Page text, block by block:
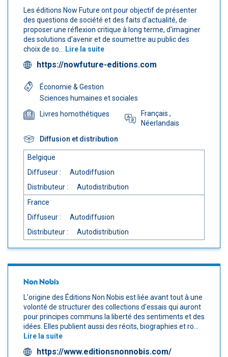
Les éditions Now Future ont pour objectif de présenter
des questions de société et des faits d'actualité, de
proposer une réflexion critique à long terme, d'imaginer
des solutions d'avenir et de soumettre au public des
choix de so...
Lire la suite
https://nowfuture-editions.com
Économie & Gestion
Sciences humaines et sociales
Livres homothétiques
Français ,
Néerlandais
Diffusion et distribution
Belgique
Diffuseur :
Autodiffusion
Distributeur :
Autodistribution
France
Diffuseur :
Autodiffusion
Distributeur :
Autodistribution
Non Nobis
L'origine des Éditions Non Nobis est liée avant tout à une
volonté de structurer des collections d'essais qui auront
pour principes communs la liberté des sentiments et des
idées. Elles publient aussi des récits, biographies et ro...
Lire la suite
https://www.editionsnonnobis.com/